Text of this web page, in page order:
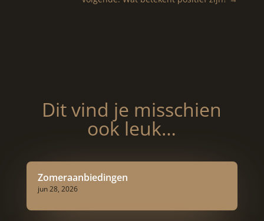
Dit vind je misschien
ook leuk…
Zomeraanbiedingen
jun 28, 2026